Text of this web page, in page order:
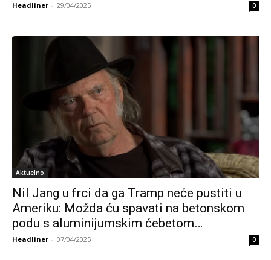
Headliner - 29/04/2025 0
Aktuelno
Nil Jang u frci da ga Tramp neće pustiti u
Ameriku: Možda ću spavati na betonskom
podu s aluminijumskim ćebetom…
Headliner - 07/04/2025 0